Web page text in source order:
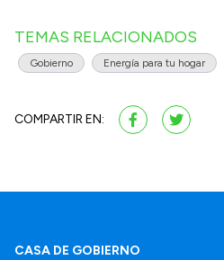
TEMAS RELACIONADOS
Gobierno Energía para tu hogar
COMPARTIR EN:
CASA DE GOBIERNO